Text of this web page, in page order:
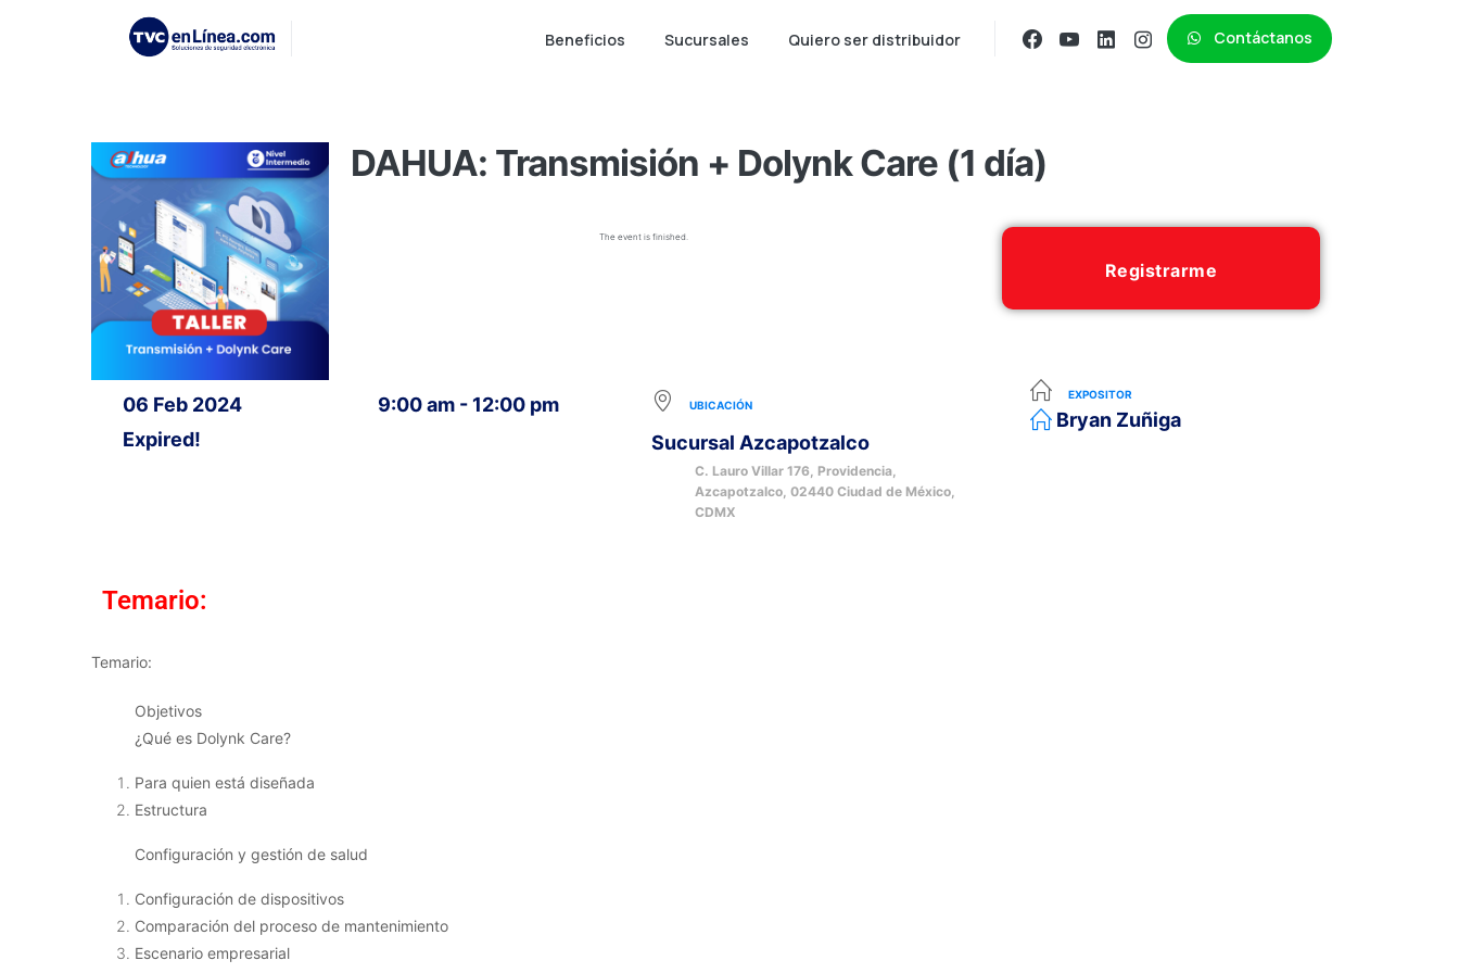
Beneficios Sucursales Quiero ser distribuidor Contáctanos
DAHUA: Transmisión + Dolynk Care (1 día)
The event is finished.
Registrarme
06 Feb 2024
Expired!
9:00 am - 12:00 pm UBICACIÓN
Sucursal Azcapotzalco
C. Lauro Villar 176, Providencia,
Azcapotzalco, 02440 Ciudad de México,
CDMX
EXPOSITOR
Bryan Zuñiga
Temario:
Temario:
Objetivos
¿Qué es Dolynk Care?
Para quien está diseñada
Estructura
Configuración y gestión de salud
Configuración de dispositivos
Comparación del proceso de mantenimiento
Escenario empresarial